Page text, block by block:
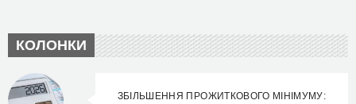
КОЛОНКИ
ЗБІЛЬШЕННЯ ПРОЖИТКОВОГО МІНІМУМУ: